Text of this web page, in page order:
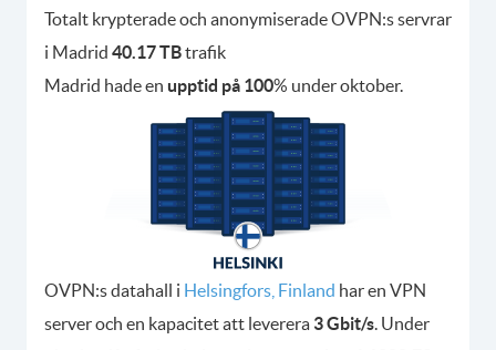
Totalt krypterade och anonymiserade OVPN:s servrar
i Madrid 40.17 TBtrafik
Madrid hade en upptid på 100% under oktober.
OVPN:s datahall i Helsingfors, Finland har en VPN
server och en kapacitet att leverera 3 Gbit/s. Under